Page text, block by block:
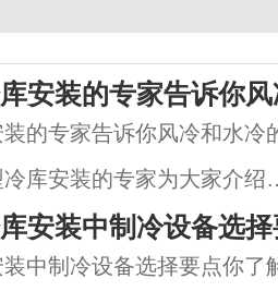
安装的专家告诉你
的专家告诉你风冷和水冷
库安装的专家为大家介绍
有所帮助。区别如下：1.
热器有进、出水，散热器有
安装中制冷设备选
中制冷设备选择要点你了